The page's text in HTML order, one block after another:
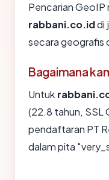
Pencarian
rabbani.co.iddi
secara geografis
Bagaimana
Untuk
(22.8 tahun, SSL
pendaftaran PT
dalam pita